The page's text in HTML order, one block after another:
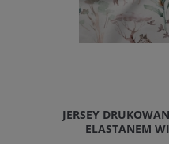
JERSEY
ELASTANEM